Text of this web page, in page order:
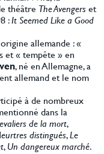
théâtre The Avengerset
:It Seemed Like a Good
allemande : «
et « tempête » en
, né en Allemagne, a
allemand et le nom
à de nombreux
dans la
de la mort,
distingués,Le
,Un dangereux marché.